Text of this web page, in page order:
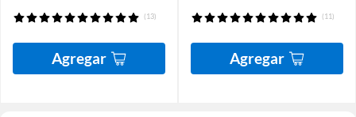
(13)
Agregar
(11)
Agregar